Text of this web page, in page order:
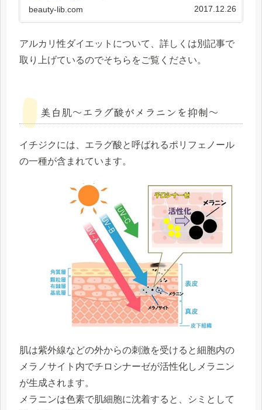
酸性やアルカリ性といったダイエットに不向き
な単語が登場すると、いまいちピ...
beauty-lib.com 2017.12.26
アルカリ性ダイエットについて、詳しくは別記事で
取り上げているのでそちらをご覧ください。
美白肌～エラグ酸がメラニンを抑制～
イチジクには、エラグ酸と呼ばれるポリフェノール
の一種が含まれています。
肌は紫外線などの外からの刺激を受けると細胞内の
メラノサイト内でチロシナーゼが活性化しメラニン
が生成されます。
メラニンは色素で肌細胞に沈着すると、シミとして